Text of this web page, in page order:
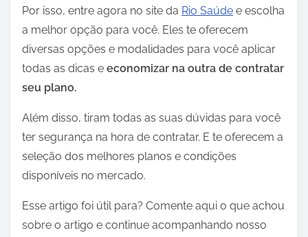
Por isso, entre agora no site da Rio Saúde e escolha
a melhor opção para você. Eles te oferecem
diversas opções e modalidades para você aplicar
todas as dicas e economizar na outra de contratar
seu plano.
Além disso, tiram todas as suas dúvidas para você
ter segurança na hora de contratar. E te oferecem a
seleção dos melhores planos e condições
disponíveis no mercado.
Esse artigo foi útil para? Comente aqui o que achou
sobre o artigo e continue acompanhando nosso